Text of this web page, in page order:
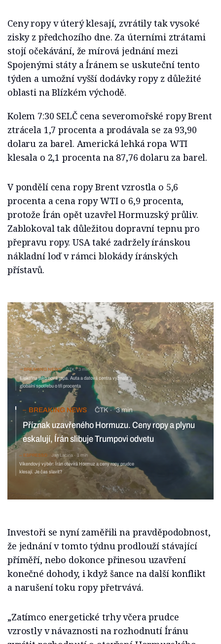
Ceny ropy v úterý klesají, zvrátily tak vysoké
zisky z předchozího dne. Za úterními ztrátami
stojí očekávání, že mírová jednání mezi
Spojenými státy a Íránem se uskuteční tento
týden a umožní vyšší dodávky ropy z důležité
oblasti na Blízkém východě.
Kolem 7:30 SELČ cena severomořské ropy Brent
ztrácela 1,7 procenta a prodávala se za 93,90
dolaru za barel. Americká lehká ropa WTI
klesala o 2,1 procenta na 87,76 dolaru za barel.
V pondělí cena ropy Brent vzrostla o 5,6
procenta a cena ropy WTI o 6,9 procenta,
protože Írán opět uzavřel Hormuzský průliv.
Zablokoval tak důležitou dopravní tepnu pro
přepravu ropy. USA také zadržely íránskou
nákladní loď v rámci blokády íránských
přístavů.
BREAKING NEWS ČTK 3 min
Elektřina jako nová ropa. Auta a datová centra vyhnala
globální spotřebu o tři procenta
BREAKING NEWS ČTK 3 min
Příznak uzavřeného Hormuzu. Ceny ropy a plynu
eskalují, Írán slibuje Trumpovi odvetu
ESPRESSO Jan Lacina 1 min
Víkendový výběr: Írán otevírá Hormuz a ceny ropy prudce
klesají. Je čas slavit?
Investoři se nyní zaměřili na pravděpodobnost,
že jednání v tomto týdnu prodlouží stávající
příměří, nebo dokonce přinesou uzavření
konečné dohody, i když šance na další konflikt
a narušení toku ropy přetrvává.
„Zatímco energetické trhy včera prudce
vzrostly v návaznosti na rozhodnutí Íránu